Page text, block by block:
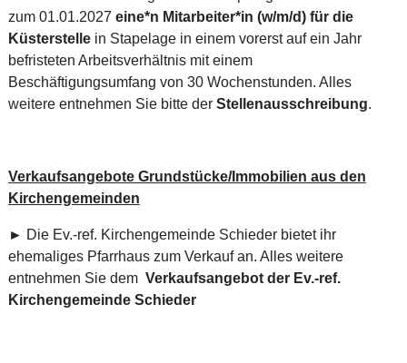
zum 01.01.2027 eine*n Mitarbeiter*in (w/m/d) für die
Küsterstellein Stapelage in einem vorerst auf ein Jahr
befristeten Arbeitsverhältnis mit einem
Beschäftigungsumfang von 30 Wochenstunden. Alles
weitere entnehmen Sie bitte der Stellenausschreibung.
Verkaufsangebote Grundstücke/Immobilien aus den
Kirchengemeinden
► Die Ev.-ref. Kirchengemeinde Schieder bietet ihr
ehemaliges Pfarrhaus zum Verkauf an. Alles weitere
entnehmen Sie dem Verkaufsangebot der Ev.-ref.
Kirchengemeinde Schieder